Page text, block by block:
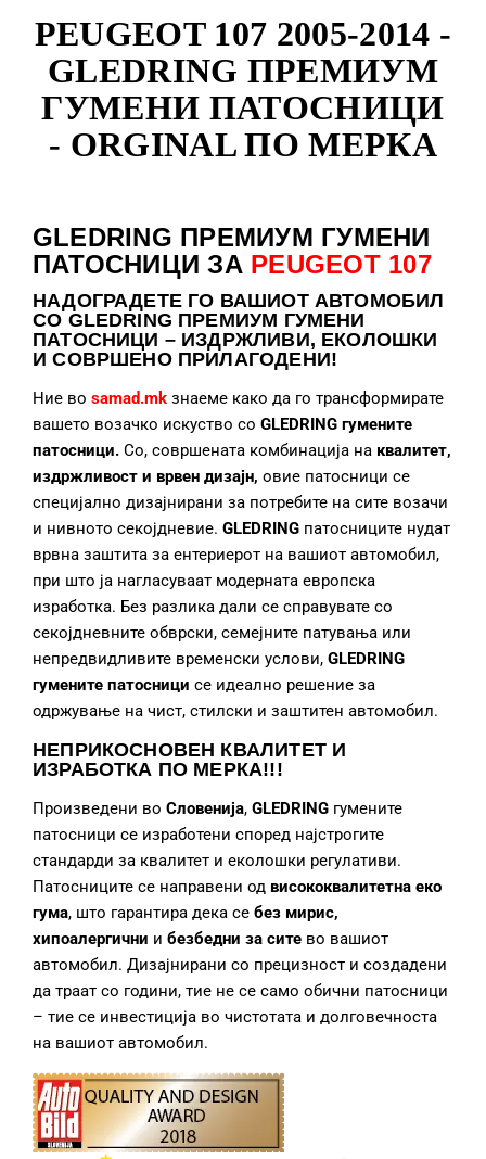
PEUGEOT 107 2005-2014 -
GLEDRING ПРЕМИУМ
ГУМЕНИ ПАТОСНИЦИ
- ORGINAL ПО МЕРКА
GLEDRING ПРЕМИУМ ГУМЕНИ
ПАТОСНИЦИ ЗА PEUGEOT 107
НАДОГРАДЕТЕГО ВАШИОТ АВТОМОБИЛ
СО GLEDRING ПРЕМИУМ ГУМЕНИ
ПАТОСНИЦИ – ИЗДРЖЛИВИ, ЕКОЛОШКИ
И СОВРШЕНО ПРИЛАГОДЕНИ!
Ние во samad.mk знаеме како да го трансформирате
вашето возачко искуство со GLEDRING гумените
патосници. Со, совршената комбинација на квалитет,
издржливост и врвен дизајн, овие патосници се
специјално дизајнирани за потребите на сите возачи
и нивното секојдневие. GLEDRING патосниците нудат
врвна заштита за ентериерот на вашиот автомобил,
при што ја нагласуваат модерната европска
изработка. Без разлика дали се справувате со
секојдневните обврски, семејните патувања или
непредвидливите временски услови, GLEDRING
гумените патосници се идеално решение за
одржување на чист, стилски и заштитен автомобил.
НЕПРИКОСНОВЕН КВАЛИТЕТ И
ИЗРАБОТКА ПО МЕРКА!!!
Произведени во Словенија, GLEDRING гумените
патосници се изработени според најстрогите
стандарди за квалитет и еколошки регулативи.
Патосниците се направени од висококвалитетна еко
гума, што гарантира дека се без мирис,
хипоалергични и безбедни за сите во вашиот
автомобил. Дизајнирани со прецизност и создадени
да траат со години, тие не се само обични патосници
– тие се инвестиција во чистотата и долговечноста
на вашиот автомобил.